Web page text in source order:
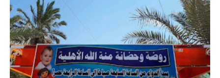
الاخبار الامنية
الاخبار الاقتصادية
الاخبار الرياضية
المدارس